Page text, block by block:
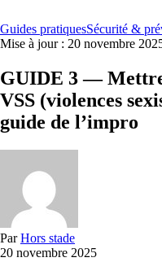
Guides pratiquesSécurité &
Mise à jour : 20 novembre
GUIDE 3 —
VSS (violences
guide de l’impro
Par Hors stade
20 novembre 2025